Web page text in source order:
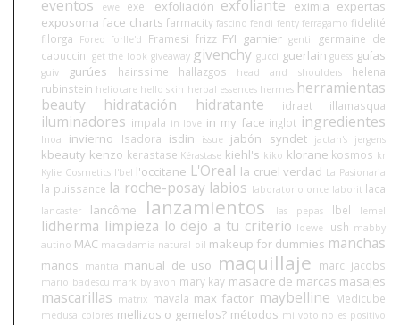
eventos ewe exel exfoliación exfoliante eximia expertas
exposoma face charts farmacity fascino fendi fenty ferragamo fidelité
filorga
Foreo forlle'd Framesi frizz FYI garnier gentil germaine de
capuccini get the look giveaway givenchy gucci guerlain guess guías
guiv gurúes hairssime hallazgos head and shoulders
helena
rubinstein heliocare hello skin herbal essences hermes herramientas
beauty
hidratación hidratante idraet illamasqua
iluminadores impala in love in my face inglot ingredientes
Inoa invierno Isadora isdin issue jabón syndet jactan's jergens
kbeauty kenzo kerastase Kérastase kiehl's kiko klorane kosmos kr
Kylie Cosmetics l'bel l'occitane L'Oreal la cruel verdad La Pasionaria
la puissance la roche-posay labios laboratorio once laborit laca
lancaster lancôme lanzamientos las pepas lbel lemel
lidherma limpieza lo dejo a tu criterio loewe lush mabby
autino MAC macadamia natural oil makeup for dummies manchas
manos mantra manual de uso maquillaje marc jacobs
mario badescu mark by avon mary kay masacre de marcas masajes
mascarillas matrix mavala max factor maybelline Medicube
medusa colores mellizos o gemelos? métodos mi voto no es positivo